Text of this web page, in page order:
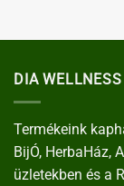
DIA WELLNESS
Termékeink
BijÓ, HerbaHáz,
üzletekben és a